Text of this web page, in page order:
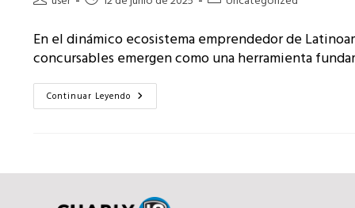
la
entrada:
la
entrada:
entrada:
En el dinámico ecosistema emprendedor de
concursables emergen como una herramienta
Continuar Leyendo Fondos
Concursables
Innovación